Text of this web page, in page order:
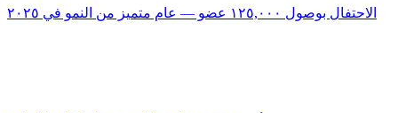
الاحتفال بوصول ١٢٥,٠٠٠ عضو — عام متميز من النمو في ٢٠٢٥